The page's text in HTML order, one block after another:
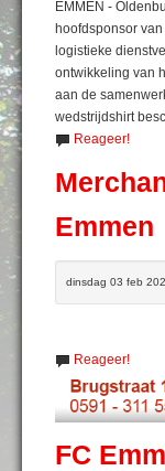
EMMEN -
hoofdsponsor
logistieke
ontwikkeling van
aan de
wedstrijdshirt
Reageer!
Emmen
dinsdag 03 feb
Reageer!
FC